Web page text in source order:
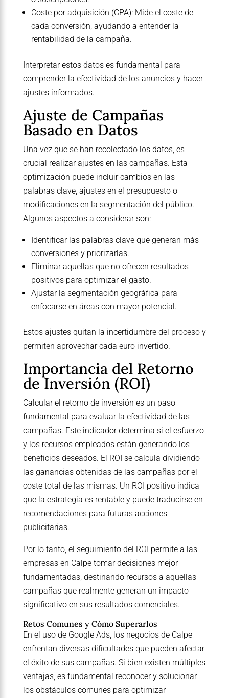
Coste por adquisición (CPA): Mide el coste de
cada conversión, ayudando a entender la
rentabilidad de la campaña.
Interpretar estos datos es fundamental para
comprender la efectividad de los anuncios y hacer
ajustes informados.
Ajuste de Campañas
Basado en Datos
Una vez que se han recolectado los datos, es
crucial realizar ajustes en las campañas. Esta
optimización puede incluir cambios en las
palabras clave, ajustes en el presupuesto o
modificaciones en la segmentación del público.
Algunos aspectos a considerar son:
Identificar las palabras clave que generan más
conversiones y priorizarlas.
Eliminar aquellas que no ofrecen resultados
positivos para optimizar el gasto.
Ajustar la segmentación geográfica para
enfocarse en áreas con mayor potencial.
Estos ajustes quitan la incertidumbre del proceso y
permiten aprovechar cada euro invertido.
Importancia del Retorno
de Inversión (ROI)
Calcular el retorno de inversión es un paso
fundamental para evaluar la efectividad de las
campañas. Este indicador determina si el esfuerzo
y los recursos empleados están generando los
beneficios deseados. El ROI se calcula dividiendo
las ganancias obtenidas de las campañas por el
coste total de las mismas. Un ROI positivo indica
que la estrategia es rentable y puede traducirse en
recomendaciones para futuras acciones
publicitarias.
Por lo tanto, el seguimiento del ROI permite a las
empresas en Calpe tomar decisiones mejor
fundamentadas, destinando recursos a aquellas
campañas que realmente generan un impacto
significativo en sus resultados comerciales.
Retos Comunes y Cómo Superarlos
En el uso de Google Ads, los negocios de Calpe
enfrentan diversas dificultades que pueden afectar
el éxito de sus campañas. Si bien existen múltiples
ventajas, es fundamental reconocer y solucionar
los obstáculos comunes para optimizar